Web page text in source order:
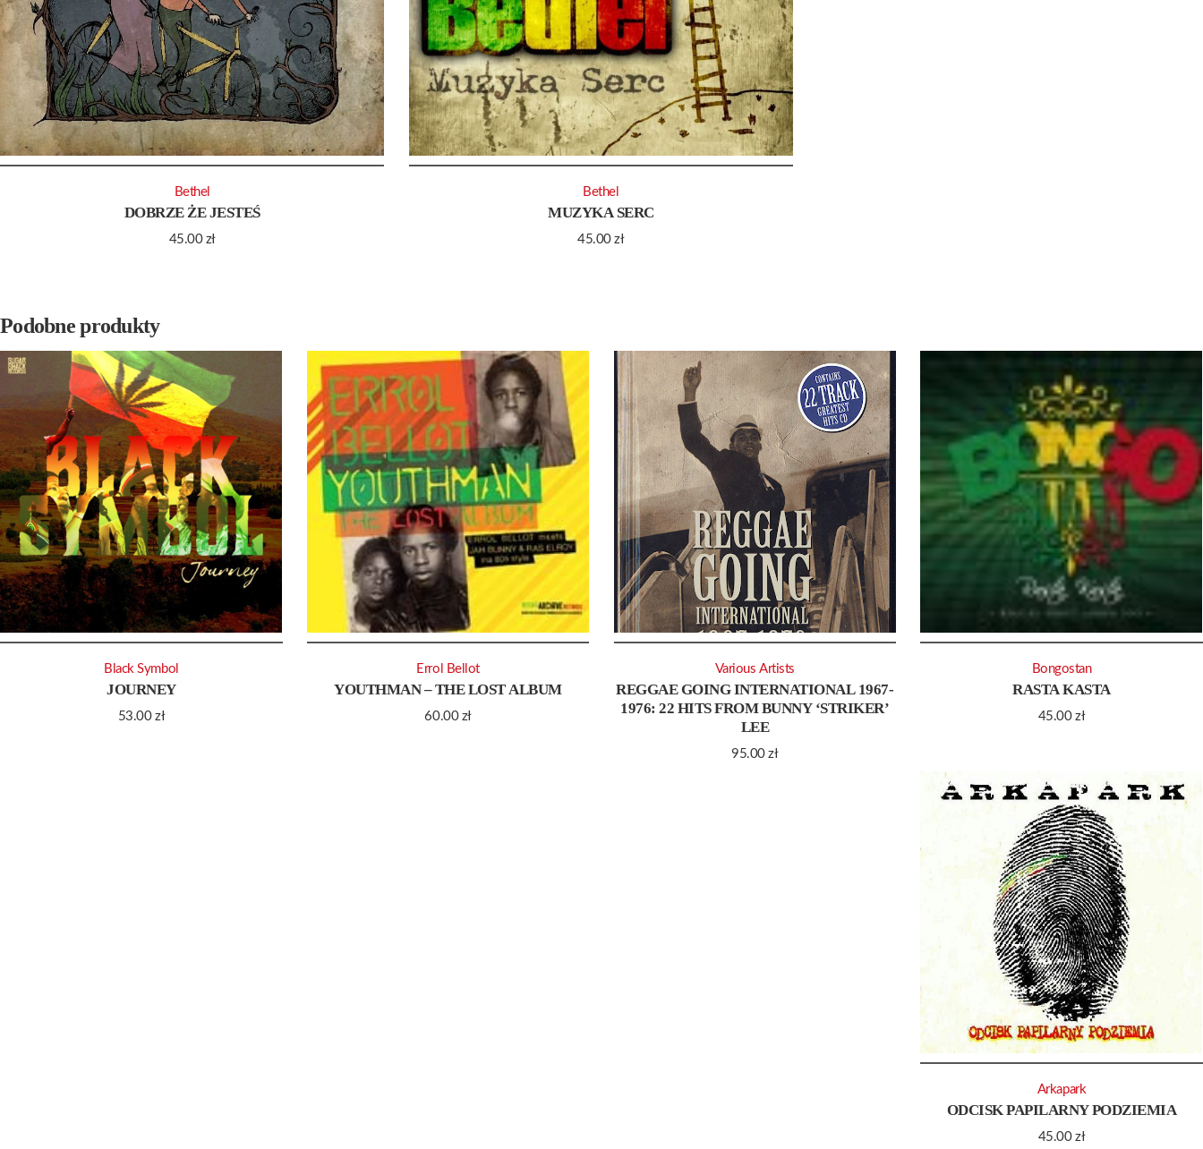
DOBRZE ŻE JESTEŚ
45.00 zł
Bethel
MUZYKA SERC
45.00zł
Bethel
Podobne produkty
JOURNEY
53.00zł
Black Symbol
YOUTHMAN – THE LOST ALBUM
60.00 zł
Errol Bellot
REGGAE GOING INTERNATIONAL 1967-
1976: 22 HITS FROM BUNNY ‘STRIKER’
LEE
95.00zł
Various Artists
RASTA KASTA
45.00zł
Bongostan
ODCISK PAPILARNY PODZIEMIA
45.00zł
Arkapark